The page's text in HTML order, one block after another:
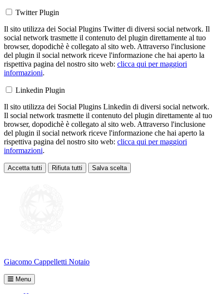
Twitter Plugin
Il sito utilizza dei Social Plugins Twitter di diversi social network. Il
social network trasmette il contenuto del plugin direttamente al tuo
browser, dopodichè è collegato al sito web. Attraverso l'inclusione
del plugin il social network riceve l'informazione che hai aperto la
rispettiva pagina del nostro sito web: clicca qui per maggiori
informazioni.
Linkedin Plugin
Il sito utilizza dei Social Plugins Linkedin di diversi social network.
Il social network trasmette il contenuto del plugin direttamente al tuo
browser, dopodichè è collegato al sito web. Attraverso l'inclusione
del plugin il social network riceve l'informazione che hai aperto la
rispettiva pagina del nostro sito web: clicca qui per maggiori
informazioni.
Accetta tutti Rifiuta tutti Salva scelta
Giacomo Cappelletti Notaio
Menu